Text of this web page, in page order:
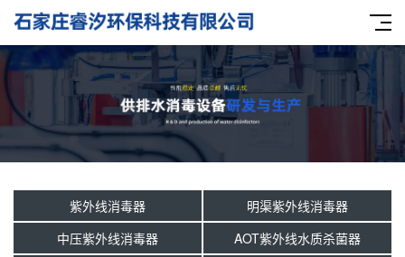
紫外线消毒器
明渠紫外线消毒器
中压紫外线消毒器
AOT紫外线水质杀菌器